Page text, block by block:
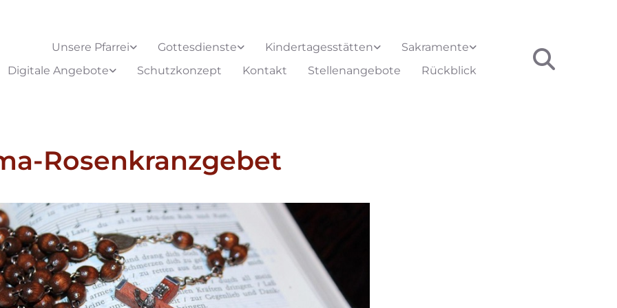
Unsere Pfarrei Gottesdienste Kindertagesstätten
Sakramente
Digitale Angebote
Schutzkonzept Kontakt Stellenangebote Rückblick
Rosenkranzgebet